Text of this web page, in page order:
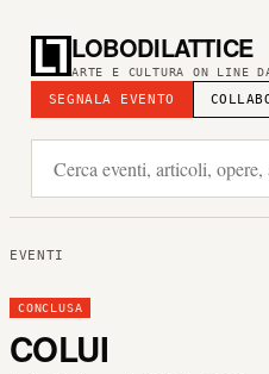
LOBODILATTICE
ARTE E CULTURA ON LINE
SEGNALA EVENTO
EVENTI
CONCLUSA
COLUI